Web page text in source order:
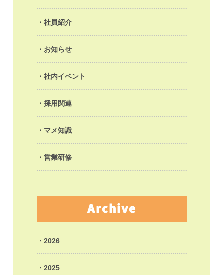
社員紹介
お知らせ
社内イベント
採用関連
マメ知識
営業研修
Archive
2026
2025